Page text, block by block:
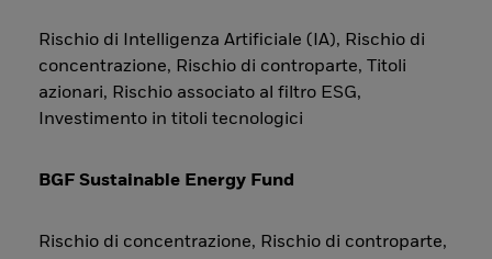
Rischio di Intelligenza Artificiale (IA), Rischio di
concentrazione, Rischio di controparte, Titoli
azionari, Rischio associato al filtro ESG,
Investimento in titoli tecnologici
BGF Sustainable Energy Fund
Rischio di concentrazione, Rischio di controparte,